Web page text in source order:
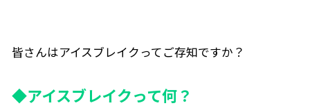
皆さんはアイスブレイクってご存知ですか？
◆アイスブレイクって何？